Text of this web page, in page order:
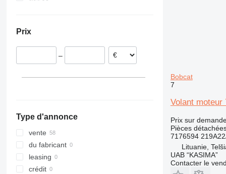
323
336
340
345
349
350
Prix
–
Type d'annonce
vente
du fabricant
leasing
crédit
Bobcat
7
Volant moteur
Prix sur
Pièces
7176594
Lituanie,
UAB “KASIMA”
Contacter le